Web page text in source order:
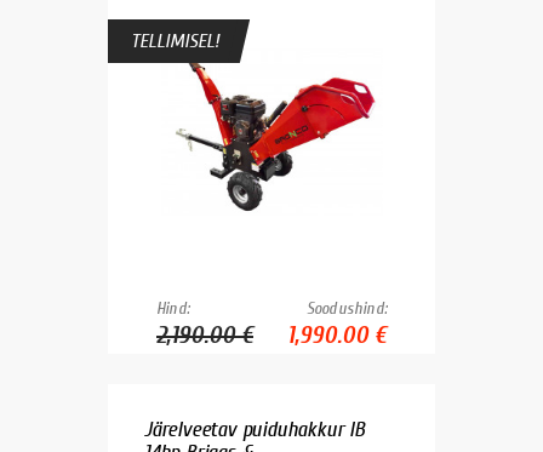
TELLIMISEL!
Hind:
2,190.00 €
Soodushind:
1,990.00 €
Järelveetav puiduhakkur IB